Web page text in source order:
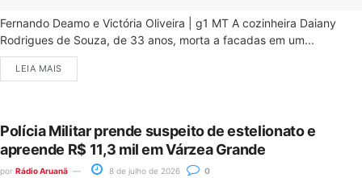
Fernando Deamo e Victória Oliveira | g1 MT A cozinheira Daiany
Rodrigues de Souza, de 33 anos, morta a facadas em um...
LEIA MAIS
Polícia Militar prende suspeito de estelionato e
apreende R$ 11,3 mil em Várzea Grande
por Rádio Aruanã 8 de julho de 2026 0